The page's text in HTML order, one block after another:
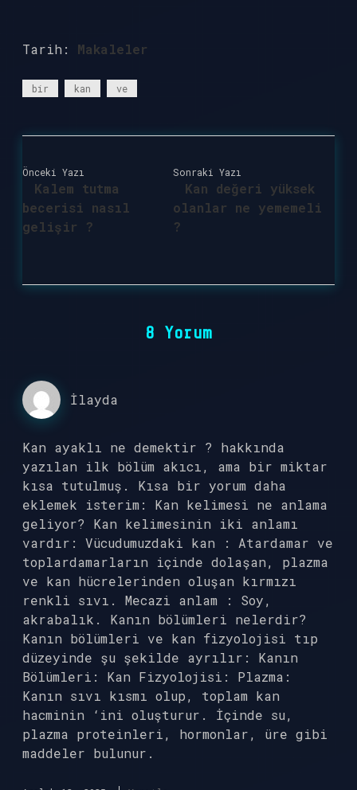
Tarih: Makaleler
bir kan ve
Önceki Yazı
Kalem tutma
becerisi nasıl
gelişir ?
Sonraki Yazı
Kan değeri yüksek
olanlar ne yememeli
?
8 Yorum
İlayda
Kan ayaklı ne demektir ? hakkında
yazılan ilk bölüm akıcı, ama bir miktar
kısa tutulmuş. Kısa bir yorum daha
eklemek isterim: Kan kelimesi ne anlama
geliyor? Kan kelimesinin iki anlamı
vardır: Vücudumuzdaki kan : Atardamar ve
toplardamarların içinde dolaşan, plazma
ve kan hücrelerinden oluşan kırmızı
renkli sıvı. Mecazi anlam : Soy,
akrabalık. Kanın bölümleri nelerdir?
Kanın bölümleri ve kan fizyolojisi tıp
düzeyinde şu şekilde ayrılır: Kanın
Bölümleri: Kan Fizyolojisi: Plazma:
Kanın sıvı kısmı olup, toplam kan
hacminin ‘ini oluşturur. İçinde su,
plazma proteinleri, hormonlar, üre gibi
maddeler bulunur.